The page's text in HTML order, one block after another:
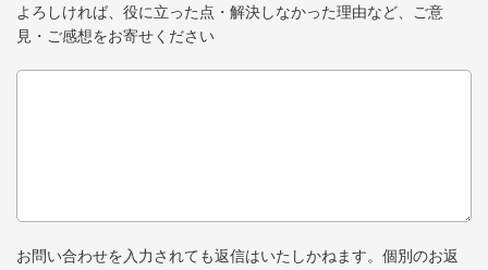
よろしければ、役に立った点・解決しなかった理由など、ご意
見・ご感想をお寄せください
お問い合わせを入力されても返信はいたしかねます。個別のお返